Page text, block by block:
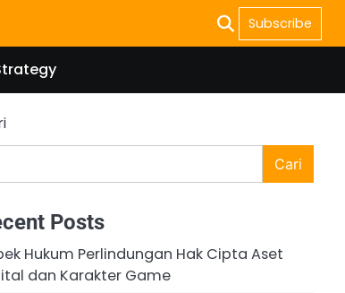
Subscribe
Cari
Posts
Hukum Perlindungan Hak Cipta Aset
dan Karakter Game